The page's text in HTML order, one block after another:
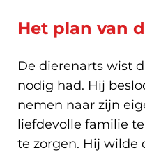
Het plan van
De dierenarts wist
nodig had. Hij
nemen naar zijn
liefdevolle familie
te zorgen. Hij wilde